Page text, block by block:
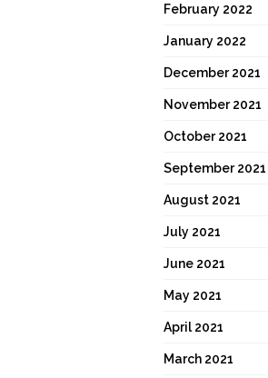
February 2022
January 2022
December 2021
November 2021
October 2021
September 2021
August 2021
July 2021
June 2021
May 2021
April 2021
March 2021